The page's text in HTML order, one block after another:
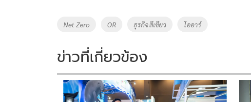
b
o
k
er y
Li
k
Tags
Net Zero OR ธุรกิจสีเขียว โออาร์
ข่าวที่เกี่ยวข้อง